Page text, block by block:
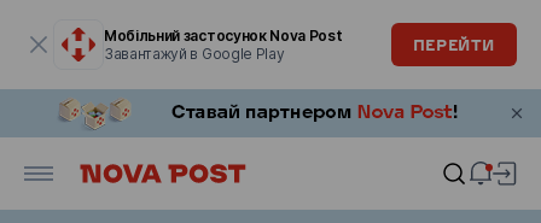
Мобільний застосунок Nova Post
Завантажуй в Google Play
ПЕРЕЙТИ